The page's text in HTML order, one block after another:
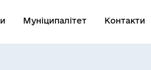
Муніципалітет Контакти